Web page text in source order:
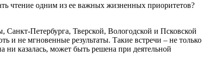
чтение одним из ее важных жизненных приоритетов?
Петербурга, Тверской, Вологодской и Псковской
и не мгновенные результаты. Такие встречи – не только
казалась, может быть решена при деятельной